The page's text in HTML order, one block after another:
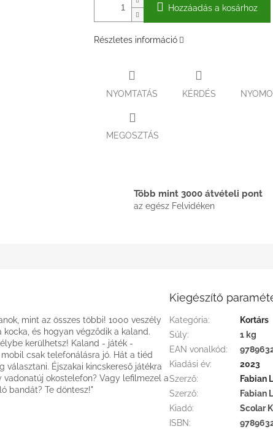
Hozzáadás a kosárhoz
Részletes információ
NYOMTATÁS KÉRDÉS
MEGOSZTÁS
Több mint 3000 átvételi pont
az egész Felvidéken
mint az összes többi! 1000 veszély
és hogyan végződik a kaland.
kerülhetsz! Kaland - játék -
csak telefonálásra jó. Hát a tiéd
Éjszakai kincskereső játékra
okostelefon? Vagy lefilmezel a
bandát? Te döntesz!"
Kiegészítő
Kategória:
Kortárs
Súly:
1 kg
EAN vonalkód:
Kiadási év:
2023
Szerző:
Fabian
Szerző:
Fabian
Kiadó:
Scolar
ISBN: